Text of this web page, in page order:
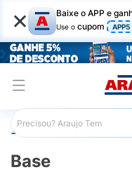
× Baixe o APP e
Use o cupom APP5
Araujo Maquiagem
Base